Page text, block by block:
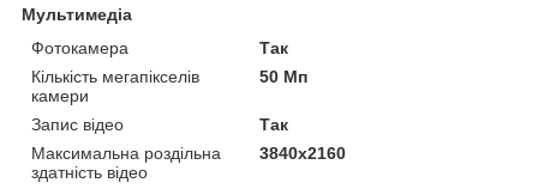
Мультимедіа
Фотокамера
Так
Кількість мегапікселів
камери
50 Мп
Запис відео
Так
Максимальна роздільна
здатність відео
3840x2160